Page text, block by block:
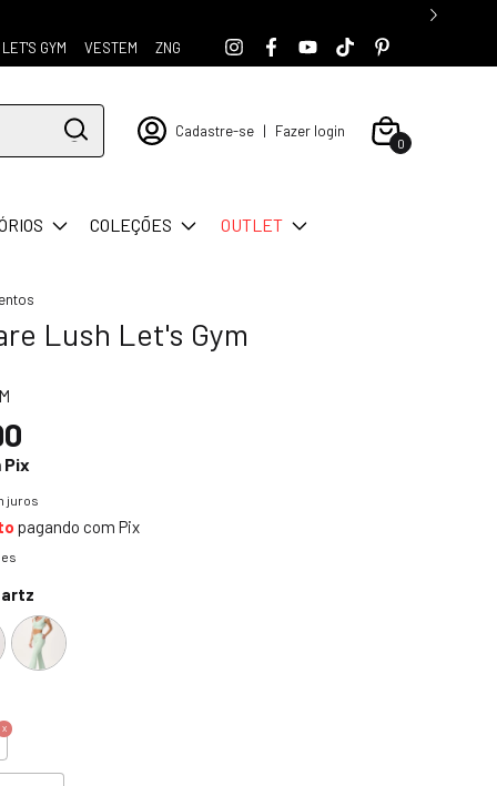
LET'S GYM VESTEM ZNG
Cadastre-se | Fazer login
0
COLEÇÕES OUTLET
Lush Let's Gym
Pix
juros
pagando com Pix